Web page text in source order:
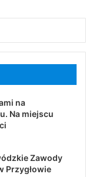
na
Na miejscu
Zawody
Przygłowie